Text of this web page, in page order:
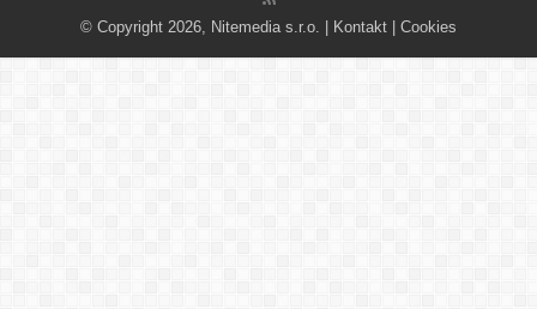
© Copyright 2026, Nitemedia s.r.o. | Kontakt Cookies